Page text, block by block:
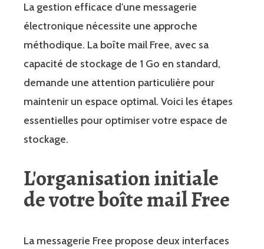
La gestion efficace d'une messagerie
électronique nécessite une approche
méthodique. La boîte mail Free, avec sa
capacité de stockage de 1 Go en standard,
demande une attention particulière pour
maintenir un espace optimal. Voici les étapes
essentielles pour optimiser votre espace de
stockage.
L'organisation initiale
de votre boîte mail Free
La messagerie Free propose deux interfaces